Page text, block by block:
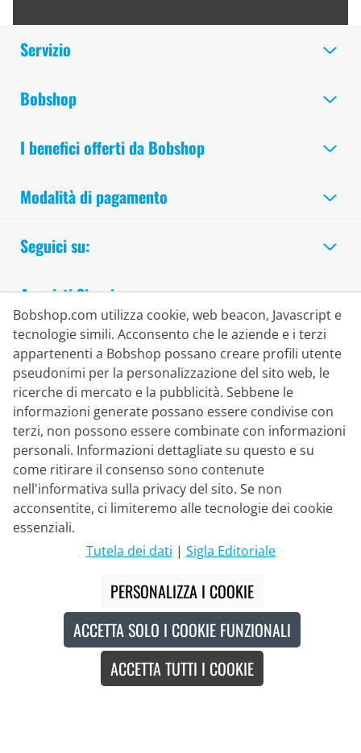
Servizio
Bobshop
I benefici offerti da Bobshop
Modalità di pagamento
Chat dal vivo
Lu - Ve: 8:30 - 16:00 (CET)
Whatsapp
Seguici su:
Acquisti Sicuri
Partner di Consegna
Bobshop.com utilizza cookie, web beacon, Javascript e
tecnologie simili. Acconsento che le aziende e i terzi
appartenenti a Bobshop possano creare profili utente
pseudonimi per la personalizzazione del sito web, le
ricerche di mercato e la pubblicità. Sebbene le
informazioni generate possano essere condivise con
terzi, non possono essere combinate con informazioni
personali. Informazioni dettagliate su questo e su
come ritirare il consenso sono contenute
nell'informativa sulla privacy del sito. Se non
acconsentite, ci limiteremo alle tecnologie dei cookie
essenziali.
Tutela dei dati | Sigla Editoriale
PERSONALIZZA I COOKIE
ACCETTA SOLO I COOKIE FUNZIONALI
ACCETTA TUTTI I COOKIE